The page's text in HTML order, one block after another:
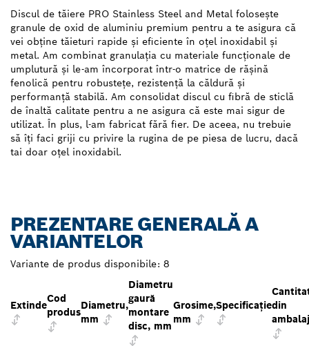
Discul de tăiere PRO Stainless Steel and Metal folosește
granule de oxid de aluminiu premium pentru a te asigura că
vei obține tăieturi rapide și eficiente în oțel inoxidabil și
metal. Am combinat granulația cu materiale funcționale de
umplutură și le-am încorporat într-o matrice de rășină
fenolică pentru robustețe, rezistență la căldură și
performanță stabilă. Am consolidat discul cu fibră de sticlă
de înaltă calitate pentru a ne asigura că este mai sigur de
utilizat. În plus, l-am fabricat fără fier. De aceea, nu trebuie
să îți faci griji cu privire la rugina de pe piesa de lucru, dacă
tai doar oțel inoxidabil.
PREZENTARE GENERALĂ A
VARIANTELOR
Variante de produs disponibile: 8
Extinde
Cod
produs
Diametru,
mm
Diametru
gaură
montare
disc, mm
Grosime,
mm
Specificaţiedin
ambalaj